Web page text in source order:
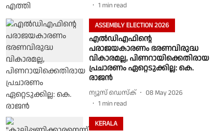
1 min read
ASSEMBLY ELECTION 2026
എൽഡിഎഫിൻ്റെ
പരാജയകാരണം ഭരണവിരുദ്ധ
വികാരമല്ല, പിണറായിക്കെതിരായ
പ്രചാരണം ഏറ്റെടുക്കില്ല: കെ.
രാജൻ
ന്യൂസ് ഡെസ്ക്
08 May 2026
1 min read
KERALA